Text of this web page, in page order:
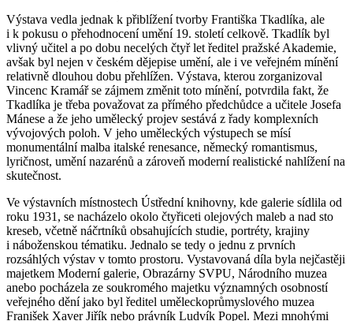
Výstava vedla jednak k přiblížení tvorby Františka Tkadlíka, ale
i k pokusu o přehodnocení umění 19. století celkově. Tkadlík byl
vlivný učitel a po dobu necelých čtyř let ředitel pražské Akademie,
avšak byl nejen v českém dějepise umění, ale i ve veřejném mínění
relativně dlouhou dobu přehlížen. Výstava, kterou zorganizoval
Vincenc Kramář se zájmem změnit toto mínění, potvrdila fakt, že
Tkadlíka je třeba považovat za přímého předchůdce a učitele Josefa
Mánese a že jeho umělecký projev sestává z řady komplexních
vývojových poloh. V jeho uměleckých výstupech se mísí
monumentální malba italské renesance, německý romantismus,
lyričnost, umění nazarénů a zároveň moderní realistické nahlížení na
skutečnost.
Ve výstavních místnostech Ústřední knihovny, kde galerie sídlila od
roku 1931, se nacházelo okolo čtyřiceti olejových maleb a nad sto
kreseb, včetně náčrtníků obsahujících studie, portréty, krajiny
i náboženskou tématiku. Jednalo se tedy o jednu z prvních
rozsáhlých výstav v tomto prostoru. Vystavovaná díla byla nejčastěji
majetkem Moderní galerie, Obrazárny SVPU, Národního muzea
anebo pocházela ze soukromého majetku významných osobností
veřejného dění jako byl ředitel uměleckoprůmyslového muzea
Franišek Xaver Jiřík nebo právník Ludvík Popel. Mezi mnohými